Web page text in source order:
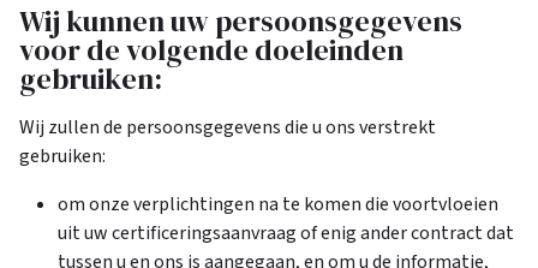
Wij kunnen uw persoonsgegevens
voor de volgende doeleinden
gebruiken:
Wij zullen de persoonsgegevens die u ons verstrekt
gebruiken:
om onze verplichtingen na te komen die voortvloeien
uit uw certificeringsaanvraag of enig ander contract dat
tussen u en ons is aangegaan, en om u de informatie,